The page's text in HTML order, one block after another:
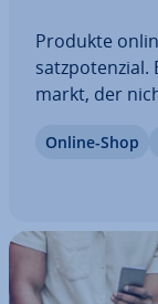
Produkte
satz­po­ten­zi­al.
markt, der
Produkte
mern einen
Online-Shop